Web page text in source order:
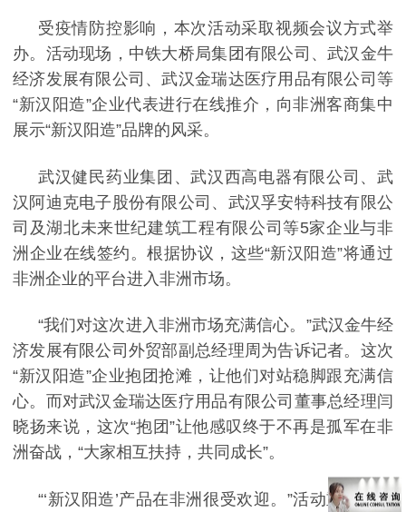
受疫情防控影响，本次活动采取视频会议方式举
办。活动现场，中铁大桥局集团有限公司、武汉金牛
经济发展有限公司、武汉金瑞达医疗用品有限公司等
“新汉阳造”企业代表进行在线推介，向非洲客商集中
展示“新汉阳造”品牌的风采。
武汉健民药业集团、武汉西高电器有限公司、武
汉阿迪克电子股份有限公司、武汉孚安特科技有限公
司及湖北未来世纪建筑工程有限公司等5家企业与非
洲企业在线签约。根据协议，这些“新汉阳造”将通过
非洲企业的平台进入非洲市场。
“我们对这次进入非洲市场充满信心。”武汉金牛经
济发展有限公司外贸部副总经理周为告诉记者。这次
“新汉阳造”企业抱团抢滩，让他们对站稳脚跟充满信
心。而对武汉金瑞达医疗用品有限公司董事总经理闫
晓扬来说，这次“抱团”让他感叹终于不再是孤军在非
洲奋战，“大家相互扶持，共同成长”。
“‘新汉阳造’产品在非洲很受欢迎。”活动重要组织